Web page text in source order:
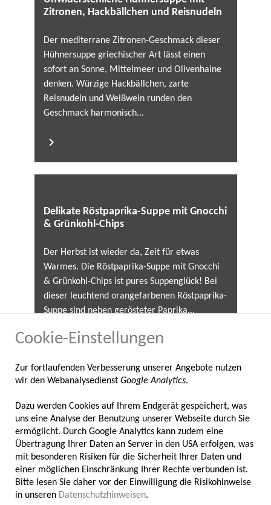
Cookie-Einstellungen
Zur fortlaufenden Verbesserung unserer Angebote nutzen
wir den Webanalysedienst Google Analytics.
Dazu werden Cookies auf Ihrem Endgerät gespeichert, was
uns eine Analyse der Benutzung unserer Webseite durch Sie
ermöglicht. Durch Google Analytics kann zudem eine
Übertragung Ihrer Daten an Server in den USA erfolgen, was
mit besonderen Risiken für die Sicherheit Ihrer Daten und
einer möglichen Einschränkung Ihrer Rechte verbunden ist.
Bitte lesen Sie daher vor der Einwilligung die Risikohinweise
in unseren Datenschutzhinweisen.
Zitronen, Hackbällchen und Reisnudeln
Der mediterrane Zitronen-Geschmack dieser
Hühnersuppe griechischer Art lässt einen
sofort an Sonne, Mittelmeer und Olivenhaine
denken. Würzige Hackbällchen, zarte
Reisnudeln und Weißwein runden den
Geschmack harmonisch...
Delikate Röstpaprika-Suppe mit Gnocchi
& Grünkohl-Chips
Der Herbst ist wieder da, Zeit für etwas
Warmes. Die Röstpaprika-Suppe mit Gnocchi
& Grünkohl-Chips ist pures Suppenglück! Bei
dieser leuchtend orangefarbenen Röstpaprika-
Suppe sind neben gerösteter Paprika...
Vegane Soba-Nudelsuppe
Zum Feierabend gibt es fernöstlichen Genuss
auf die Löffel, bzw. auf die Stäbchen. Diese
japanische Sobanudelsuppe mit Gemüse und
Shiitake-Pilzen ist leicht, aromatisch und